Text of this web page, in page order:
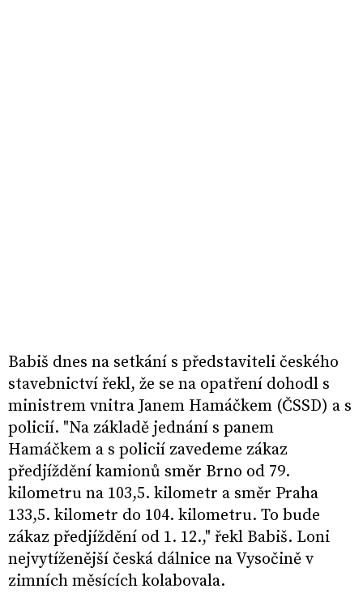
Babiš dnes na setkání s představiteli českého
stavebnictví řekl, že se na opatření dohodl s
ministrem vnitra Janem Hamáčkem (ČSSD) a s
policií. "Na základě jednání s panem
Hamáčkem a s policií zavedeme zákaz
předjíždění kamionů směr Brno od 79.
kilometru na 103,5. kilometr a směr Praha
133,5. kilometr do 104. kilometru. To bude
zákaz předjíždění od 1. 12.," řekl Babiš. Loni
nejvytíženější česká dálnice na Vysočině v
zimních měsících kolabovala.